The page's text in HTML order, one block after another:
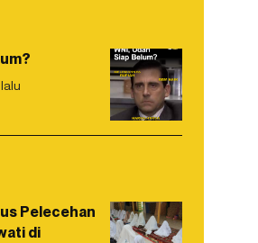
Pelecehan
di